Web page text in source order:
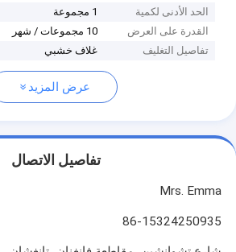
الحد الأدنى لكمية
1 مجموعة
القدرة على العرض
10 مجموعات / شهر
تفاصيل التغليف
غلاف خشبي
عرض المزيد
تفاصيل الاتصال
Mrs. Emma
86-15324250935